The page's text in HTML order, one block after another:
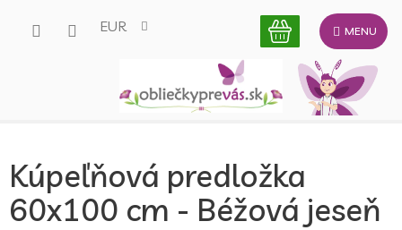
EUR
Kúpeľňová predložka
60x100 cm - Béžová jeseň